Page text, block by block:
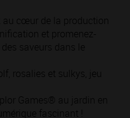
au cœur de la production
et promenez-
saveurs dans le
rosalies et sulkys, jeu
Games® au jardin en
fascinant !